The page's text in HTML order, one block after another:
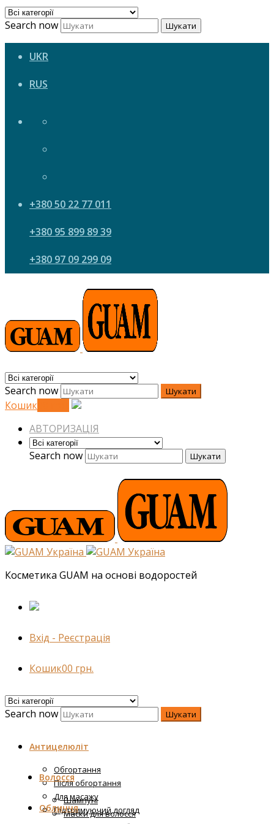
Search now Шукати
UKR
RUS
+380 50 22 77 011
+380 95 899 89 39
+380 97 09 299 09
Search now Шукати
Кошик
АВТОРИЗАЦІЯ
Search now
Шукати
Косметика GUAM на основі водоростей
Вхід - Реєстрація
Кошик00 грн.
Search now Шукати
Антицелюліт
Обгортання
Після обгортання
Для масажу
Підтримуючий догляд
Волосся
Шампуні
Маски для волосся
Обличчя